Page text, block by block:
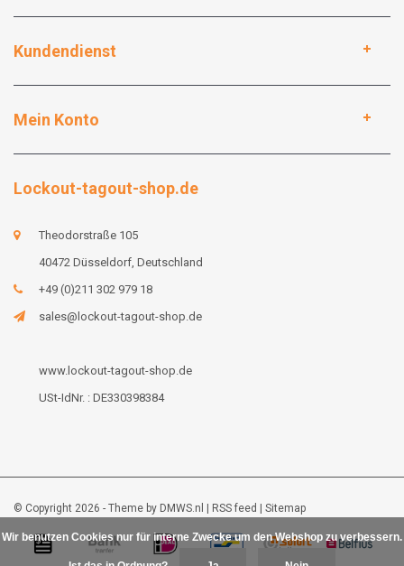
Kundendienst
Mein Konto
Lockout-tagout-shop.de
Theodorstraße 105
40472 Düsseldorf, Deutschland
+49 (0)211 302 979 18
sales@lockout-tagout-shop.de
www.lockout-tagout-shop.de
USt-IdNr. : DE330398384
© Copyright 2026 - Theme by DMWS.nl RSS feed Sitemap
Wir benutzen Cookies nur für interne Zwecke um den Webshop zu verbessern.